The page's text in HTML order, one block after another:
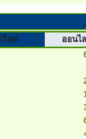
ใหม่ ออนไ